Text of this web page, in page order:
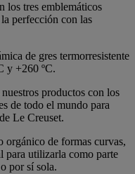
los tres emblemáticos
perfección con las
de gres termorresistente
y +260 ºC.
productos con los
de todo el mundo para
Le Creuset.
orgánico de formas curvas,
para utilizarla como parte
por sí sola.